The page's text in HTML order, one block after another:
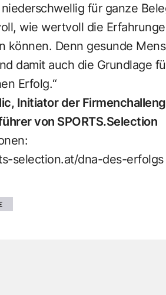
für ganze
wie wertvoll die
können. Denn gesunde
damit auch die Grundlage
Erfolg.“
Initiator der
von SPORTS.Selection
selection.at/dna-des-erfolgs